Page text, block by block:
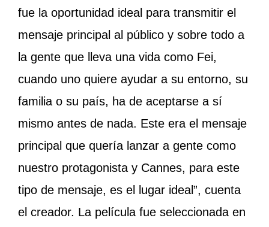
fue la oportunidad ideal para transmitir el
mensaje principal al público y sobre todo a
la gente que lleva una vida como Fei,
cuando uno quiere ayudar a su entorno, su
familia o su país, ha de aceptarse a sí
mismo antes de nada. Este era el mensaje
principal que quería lanzar a gente como
nuestro protagonista y Cannes, para este
tipo de mensaje, es el lugar ideal”, cuenta
el creador. La película fue seleccionada en